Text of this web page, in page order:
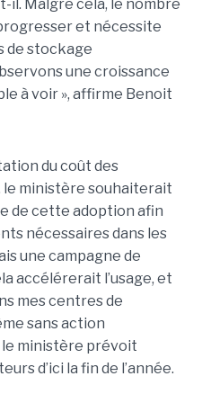
il. Malgré cela, le nombre
et nécessite
de stockage
une croissance
à voir », affirme Benoit
du coût des
ministère souhaiterait
de cette adoption afin
nécessaires dans les
une campagne de
accélérerait l’usage, et
mes centres de
sans action
ministère prévoit
d’ici la fin de l’année.